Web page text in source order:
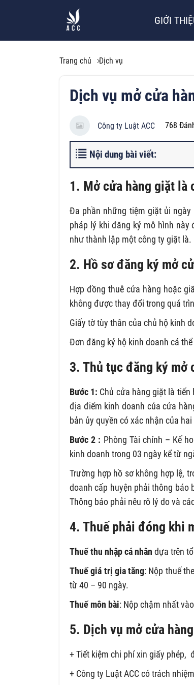
GIỚI
Trang chủ Dịch vụ
Dịch vụ mở cửa
Công ty Luật ACC 768
Nội dung bài viết:
1. Mở cửa hàng giặt là
Đa phần những tiệm giặt ủi
pháp lý khi đăng ký mô hình này
như thành lập một công ty giặt là.
2. Hồ sơ đăng ký mở
Hợp đồng thuê cửa hàng hoặc
không được thay đổi trong quá
Giấy tờ tùy thân của chủ hộ kinh
Đơn đăng ký hộ kinh doanh cá
3. Thủ tục đăng ký mở
Bước 1: Chủ cửa hàng giặt là
địa điểm kinh doanh của cửa
bản ủy quyền có xác nhận của hai
Bước 2 : Phòng Tài chính – Kế
kinh doanh trong 03 ngày kể từ
Trường hợp hồ sơ không hợp lệ,
doanh cấp huyện phải thông báo
Thông báo phải nêu rõ lý do và
4. Thuế phải đóng khi
Thuế thu nhập cá nhân dựa trên
Thuế giá trị gia tăng: Nộp thuế
từ 40 – 90 ngày.
Thuế môn bài: Nộp chậm nhất
5. Dịch vụ mở cửa
+ Tiết kiệm chi phí xin giấy phép,
+ Công ty Luật ACC có trách